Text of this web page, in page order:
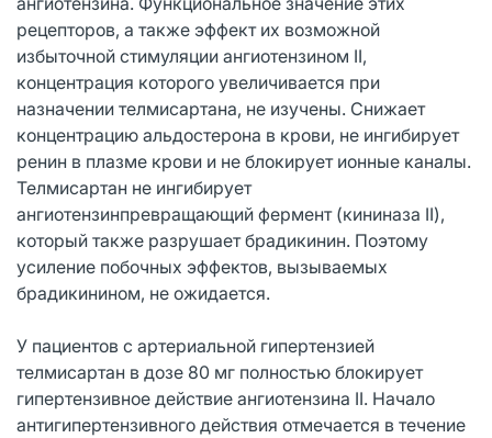
рецепторов, а также эффект их возможной
избыточной стимуляции ангиотензином II,
концентрация которого увеличивается при
назначении телмисартана, не изучены. Снижает
концентрацию альдостерона в крови, не ингибирует
ренин в плазме крови и не блокирует ионные каналы.
Телмисартан не ингибирует
ангиотензинпревращающий фермент (кининаза II),
который также разрушает брадикинин. Поэтому
усиление побочных эффектов, вызываемых
брадикинином, не ожидается.
У пациентов с артериальной гипертензией
телмисартан в дозе 80 мг полностью блокирует
гипертензивное действие ангиотензина II. Начало
антигипертензивного действия отмечается в течение